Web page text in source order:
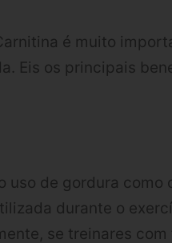
é muito
Eis os principais
uso de gordura como
durante o
se treinares